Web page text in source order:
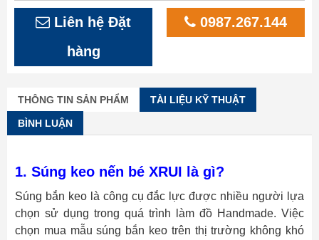
Liên hệ Đặt
hàng
0987.267.144
THÔNG TIN SẢN PHẨM TÀI LIỆU KỸ THUẬT
BÌNH LUẬN
1. Súng keo nến bé XRUI là gì?
Súng bắn keo là công cụ đắc lực được nhiều người lựa
chọn sử dụng trong quá trình làm đồ Handmade. Việc
chọn mua mẫu súng bắn keo trên thị trường không khó